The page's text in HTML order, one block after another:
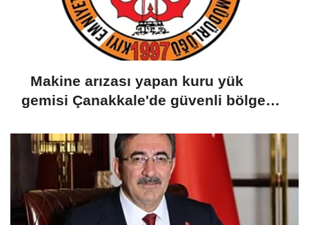
Makine arızası yapan kuru yük
gemisi Çanakkale'de güvenli bölgeye